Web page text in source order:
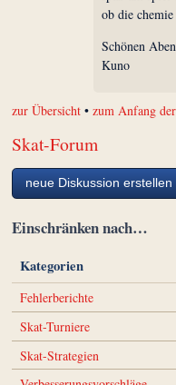
ob die
Schönen
Kuno
zur Übersicht •zum Anfang
Skat-Forum
neue Diskussion erstellen
Einschränken nach…
Kategorien
Fehlerberichte
Skat-Turniere
Skat-Strategien